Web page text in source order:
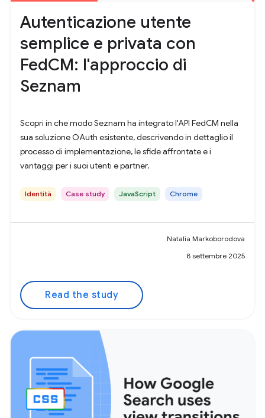
Autenticazione utente
semplice e privata con
FedCM: l'approccio di
Seznam
Scopri in che modo Seznam ha integrato l'API FedCM nella
sua soluzione OAuth esistente, descrivendo in dettaglio il
processo di implementazione, le sfide affrontate e i
vantaggi per i suoi utenti e partner.
Identità Case study JavaScript Chrome
Natalia Markoborodova
8 settembre 2025
Read the study